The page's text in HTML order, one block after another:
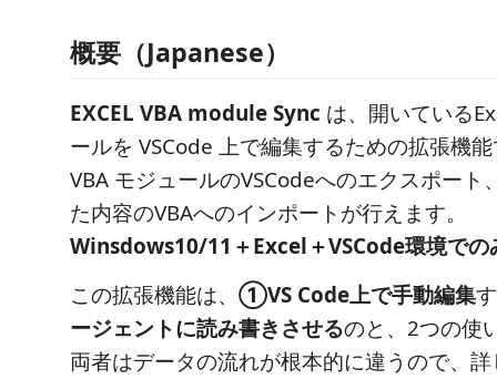
概要（Japanese）
EXCEL VBA module Sync は、開いている
ールを VSCode 上で編集するための拡張機
VBA モジュールのVSCodeへのエクスポート
た内容のVBAへのインポートが行えます。
Winsdows10/11＋Excel＋VSCode環境での
この拡張機能は、 ①VS Code上で手動編集
ージェントに読み書きさせるのと、2つの使
両者はデータの流れが根本的に違うので、